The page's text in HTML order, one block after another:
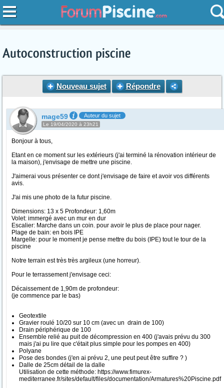
Autoconstruction piscine
Nouveau sujet Répondre
mage59 Auteur du sujet
Le 19/04/2020 à 23h21
Bonjour à tous,
Etant en ce moment sur les extérieurs (j'ai terminé la rénovation intérieur de
la maison), j'envisage de mettre une piscine.
J'aimerai vous présenter ce dont j'envisage de faire et avoir vos différents
avis.
J'ai mis une photo de la futur piscine.
Dimensions: 13 x 5 Profondeur: 1,60m
Volet: immergé avec un mur en dur
Escalier: Marche dans un coin. pour avoir le plus de place pour nager.
Plage de bain: en bois IPE
Margelle: pour le moment je pense mettre du bois (IPE) tout le tour de la
piscine
Notre terrain est très très argileux (une horreur).
Pour le terrassement j'envisage ceci:
Décaissement de 1,90m de profondeur:
(je commence par le bas)
Geotextile
Gravier roulé 10/20 sur 10 cm (avec un drain de 100)
Drain périphérique de 100
Ensemble relié au puit de décompression en 400 (j'avais prévu du 300
mais j'ai pu lire que c'était plus simple pour les pompes en 400)
Polyane
Pose des bondes (j'en ai prévu 2, une peut peut être suffire ? )
Dalle de 25cm détail de la dalle
Utilisation de cette méthode: https://www.fimurex-
mediterranee.fr/sites/default/files/documentation/Armatures%20Piscine.pdf